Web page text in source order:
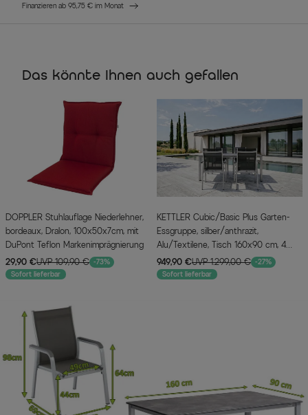
Finanzieren ab 95,75 € im Monat
Das könnte Ihnen auch gefallen
DOPPLER Stuhlauflage Niederlehner,
bordeaux, Dralon, 100x50x7cm, mit
DuPont Teflon Markenimprägnierung
29,90 €UVP 109,90 € -73%
Sofort lieferbar
KETTLER Cubic/Basic Plus Garten-
Essgruppe, silber/anthrazit,
Alu/Textilene, Tisch 160x90 cm, 4
Stapelsessel
949,90 €UVP 1.299,00 € -27%
Sofort lieferbar